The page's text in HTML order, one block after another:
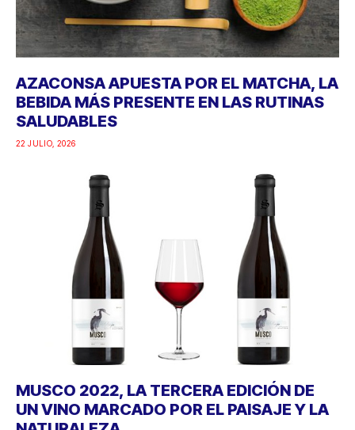
AZACONSA APUESTA POR EL MATCHA, LA
BEBIDA MÁS PRESENTE EN LAS RUTINAS
SALUDABLES
22 JULIO, 2026
MUSCO 2022, LA TERCERA EDICIÓN DE
UN VINO MARCADO POR EL PAISAJE Y LA